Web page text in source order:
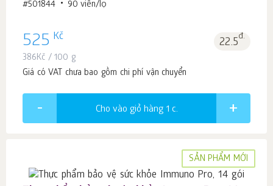
#501844 90 viên/lọ
525 Kč 22.5đ.
386Kč / 100 g
Giá có VAT chưa bao gồm chi phí vận chuyển
Cho vào giỏ hàng 1 c.
SẢN PHẨM MỚI